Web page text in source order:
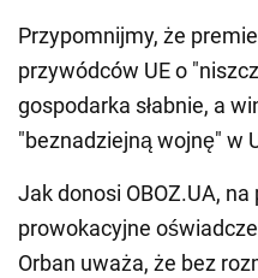
Przypomnijmy, że
przywódców UE o
gospodarka słabnie, a
"beznadziejną wojnę" w
Jak donosi OBOZ.UA,
prowokacyjne
Orban uważa, że bez